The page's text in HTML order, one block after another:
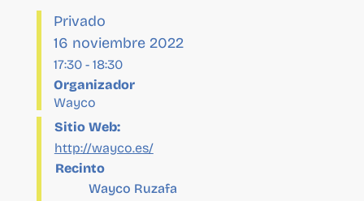
17:30 -18:30
Organizador
Wayco
Sitio Web:
http://wayco.es/
Recinto
Wayco Ruzafa
Almirante Cadarso, 26
Valencia, Valencia